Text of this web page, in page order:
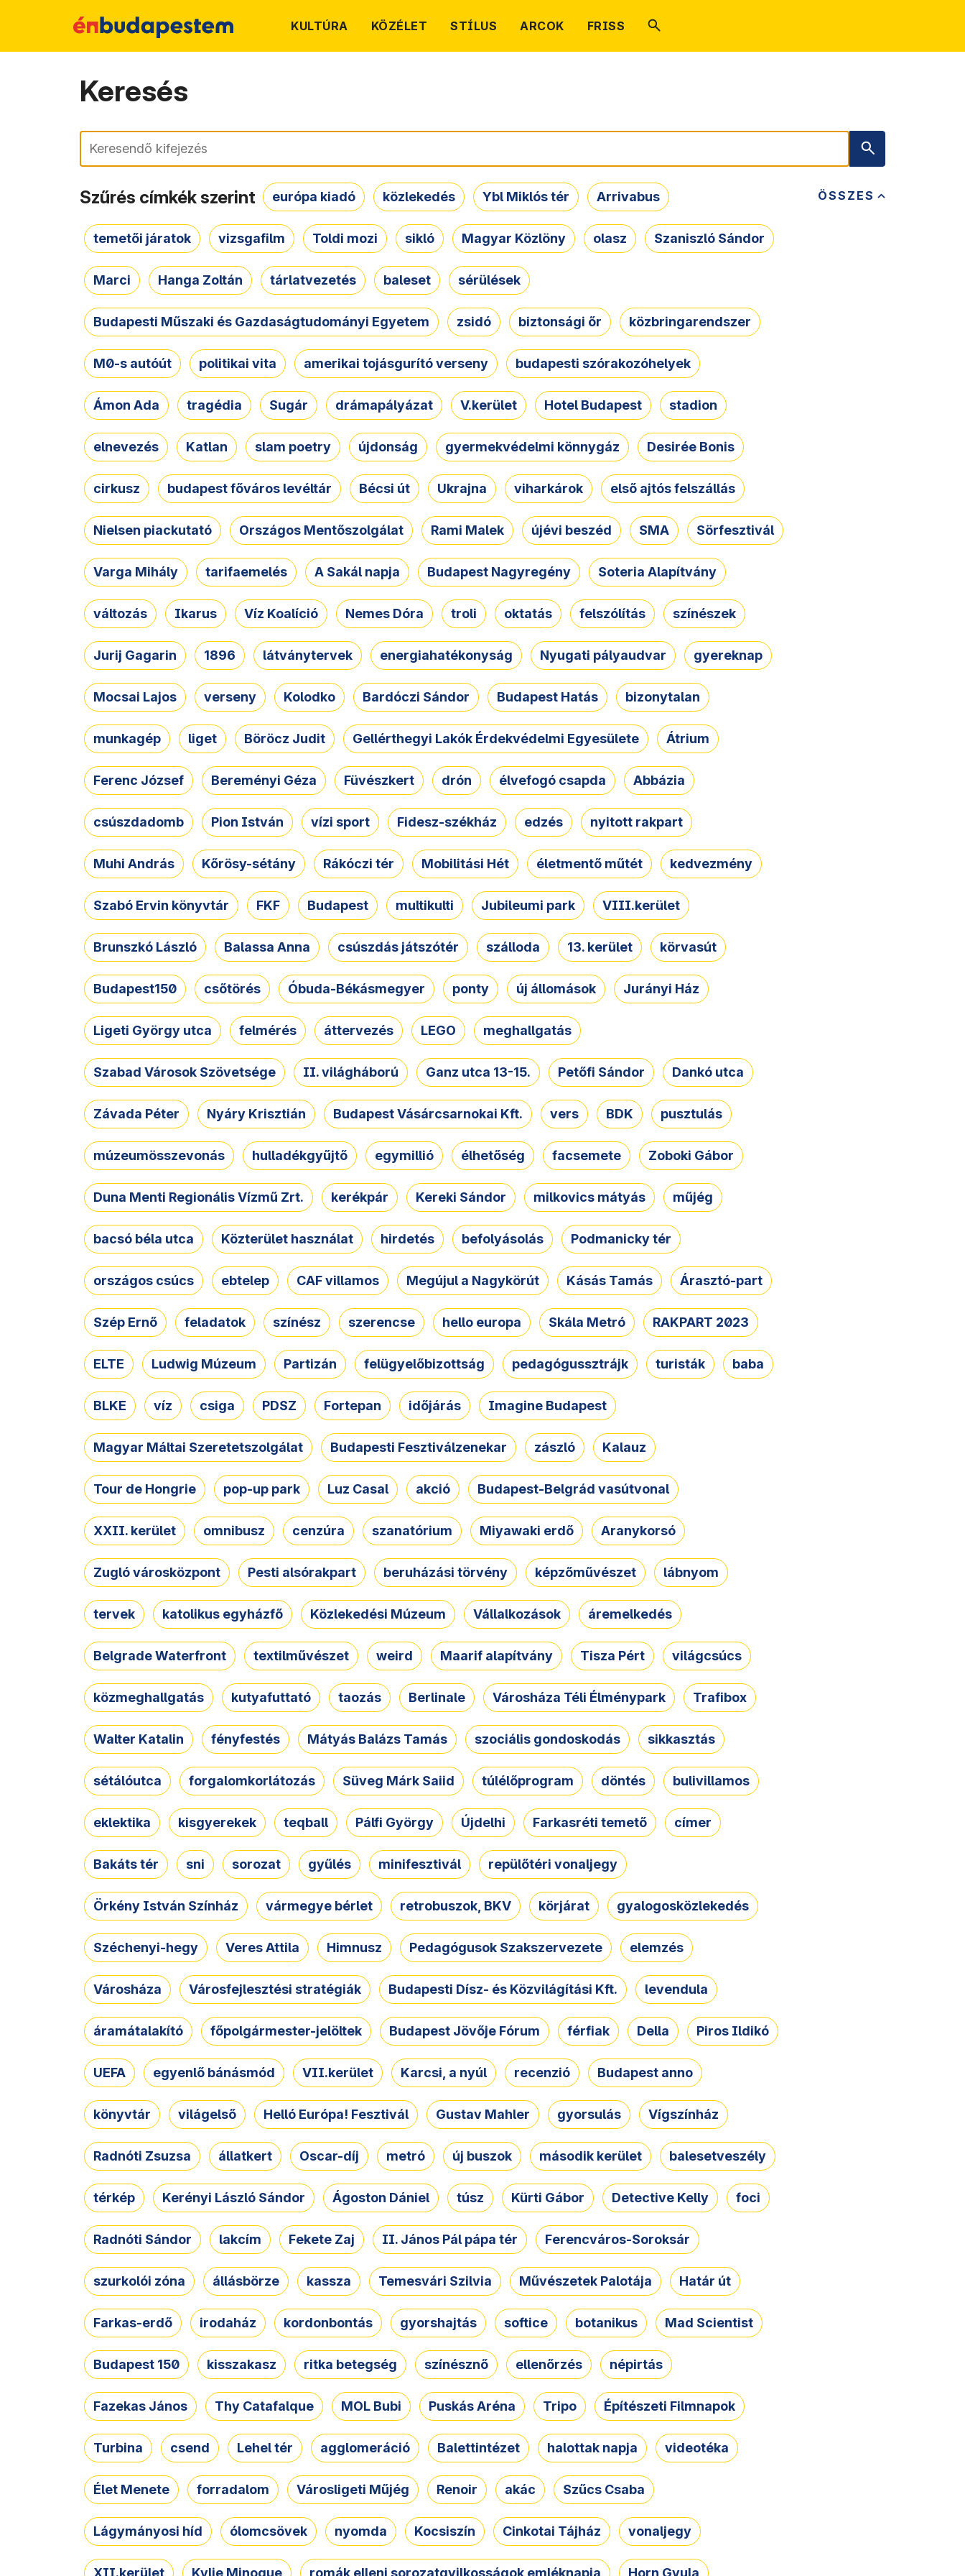
KULTÚRA KÖZÉLET STÍLUS ARCOK FRISS
Keresés
Keresés
ÖSSZES
Szűrés címkék szerint európa kiadó közlekedés Ybl Miklós tér Arrivabus
temetői járatok vizsgafilm Toldi mozi sikló Magyar Közlöny olasz Szaniszló Sándor
Marci Hanga Zoltán tárlatvezetés baleset sérülések
Budapesti Műszaki és Gazdaságtudományi Egyetem zsidó biztonsági őr közbringarendszer
M0-s autóút politikai vita amerikai tojásgurító verseny budapesti szórakozóhelyek
Ámon Ada tragédia Sugár drámapályázat V.kerület Hotel Budapest stadion
elnevezés Katlan slam poetry újdonság gyermekvédelmi könnygáz Desirée Bonis
cirkusz budapest főváros levéltár Bécsi út Ukrajna viharkárok első ajtós felszállás
Nielsen piackutató Országos Mentőszolgálat Rami Malek újévi beszéd SMA Sörfesztivál
Varga Mihály tarifaemelés A Sakál napja Budapest Nagyregény Soteria Alapítvány
változás Ikarus Víz Koalíció Nemes Dóra troli oktatás felszólítás színészek
Jurij Gagarin 1896 látványtervek energiahatékonyság Nyugati pályaudvar gyereknap
Mocsai Lajos verseny Kolodko Bardóczi Sándor Budapest Hatás bizonytalan
munkagép liget Böröcz Judit Gellérthegyi Lakók Érdekvédelmi Egyesülete Átrium
Ferenc József Bereményi Géza Füvészkert drón élvefogó csapda Abbázia
csúszdadomb Pion István vízi sport Fidesz-székház edzés nyitott rakpart
Muhi András Kőrösy-sétány Rákóczi tér Mobilitási Hét életmentő műtét kedvezmény
Szabó Ervin könyvtár FKF Budapest multikulti Jubileumi park VIII.kerület
Brunszkó László Balassa Anna csúszdás játszótér szálloda 13. kerület körvasút
Budapest150 csőtörés Óbuda-Békásmegyer ponty új állomások Jurányi Ház
Ligeti György utca felmérés áttervezés LEGO meghallgatás
Szabad Városok Szövetsége II. világháború Ganz utca 13-15. Petőfi Sándor Dankó utca
Závada Péter Nyáry Krisztián Budapest Vásárcsarnokai Kft. vers BDK pusztulás
múzeumösszevonás hulladékgyűjtő egymillió élhetőség facsemete Zoboki Gábor
Duna Menti Regionális Vízmű Zrt. kerékpár Kereki Sándor milkovics mátyás műjég
bacsó béla utca Közterület használat hirdetés befolyásolás Podmanicky tér
országos csúcs ebtelep CAF villamos Megújul a Nagykörút Kásás Tamás Árasztó-part
Szép Ernő feladatok színész szerencse hello europa Skála Metró RAKPART 2023
ELTE Ludwig Múzeum Partizán felügyelőbizottság pedagógussztrájk turisták baba
BLKE víz csiga PDSZ Fortepan időjárás Imagine Budapest
Magyar Máltai Szeretetszolgálat Budapesti Fesztiválzenekar zászló Kalauz
Tour de Hongrie pop-up park Luz Casal akció Budapest-Belgrád vasútvonal
XXII. kerület omnibusz cenzúra szanatórium Miyawaki erdő Aranykorsó
Zugló városközpont Pesti alsórakpart beruházási törvény képzőművészet lábnyom
tervek katolikus egyházfő Közlekedési Múzeum Vállalkozások áremelkedés
Belgrade Waterfront textilművészet weird Maarif alapítvány Tisza Pért világcsúcs
közmeghallgatás kutyafuttató taozás Berlinale Városháza Téli Élménypark Trafibox
Walter Katalin fényfestés Mátyás Balázs Tamás szociális gondoskodás sikkasztás
sétálóutca forgalomkorlátozás Süveg Márk Saiid túlélőprogram döntés bulivillamos
eklektika kisgyerekek teqball Pálfi György Újdelhi Farkasréti temető címer
Bakáts tér sni sorozat gyűlés minifesztivál repülőtéri vonaljegy
Örkény István Színház vármegye bérlet retrobuszok, BKV körjárat gyalogosközlekedés
Széchenyi-hegy Veres Attila Himnusz Pedagógusok Szakszervezete elemzés
Városháza Városfejlesztési stratégiák Budapesti Dísz- és Közvilágítási Kft. levendula
áramátalakító főpolgármester-jelöltek Budapest Jövője Fórum férfiak Della Piros Ildikó
UEFA egyenlő bánásmód VII.kerület Karcsi, a nyúl recenzió Budapest anno
könyvtár világelső Helló Európa! Fesztivál Gustav Mahler gyorsulás Vígszínház
Radnóti Zsuzsa állatkert Oscar-díj metró új buszok második kerület balesetveszély
térkép Kerényi László Sándor Ágoston Dániel túsz Kürti Gábor Detective Kelly foci
Radnóti Sándor lakcím Fekete Zaj II. János Pál pápa tér Ferencváros-Soroksár
szurkolói zóna állásbörze kassza Temesvári Szilvia Művészetek Palotája Határ út
Farkas-erdő irodaház kordonbontás gyorshajtás softice botanikus Mad Scientist
Budapest 150 kisszakasz ritka betegség színésznő ellenőrzés népirtás
Fazekas János Thy Catafalque MOL Bubi Puskás Aréna Tripo Építészeti Filmnapok
Turbina csend Lehel tér agglomeráció Balettintézet halottak napja videotéka
Élet Menete forradalom Városligeti Műjég Renoir akác Szűcs Csaba
Lágymányosi híd ólomcsövek nyomda Kocsiszín Cinkotai Tájház vonaljegy
XII.kerület Kylie Minogue romák elleni sorozatgyilkosságok emléknapja Horn Gyula